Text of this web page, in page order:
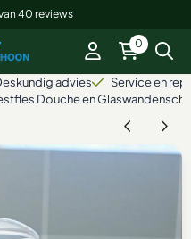
Kies instellingen of sta
40 reviews
0
advies
Service en
Douche en